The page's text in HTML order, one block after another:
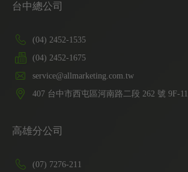
台中總公司
(04) 2452-1535
(04) 2452-1675
service@allmarketing.com.tw
407 台中市西屯區河南路二段 262 號 9F-11
高雄分公司
(07) 7276-211